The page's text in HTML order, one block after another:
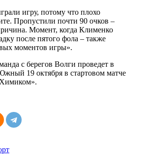
игру, потому что плохо
Пропустили почти 90 очков –
Момент, когда Клименко
после пятого фола – также
моментов игры».
с берегов Волги проведет в
19 октября в стартовом матче